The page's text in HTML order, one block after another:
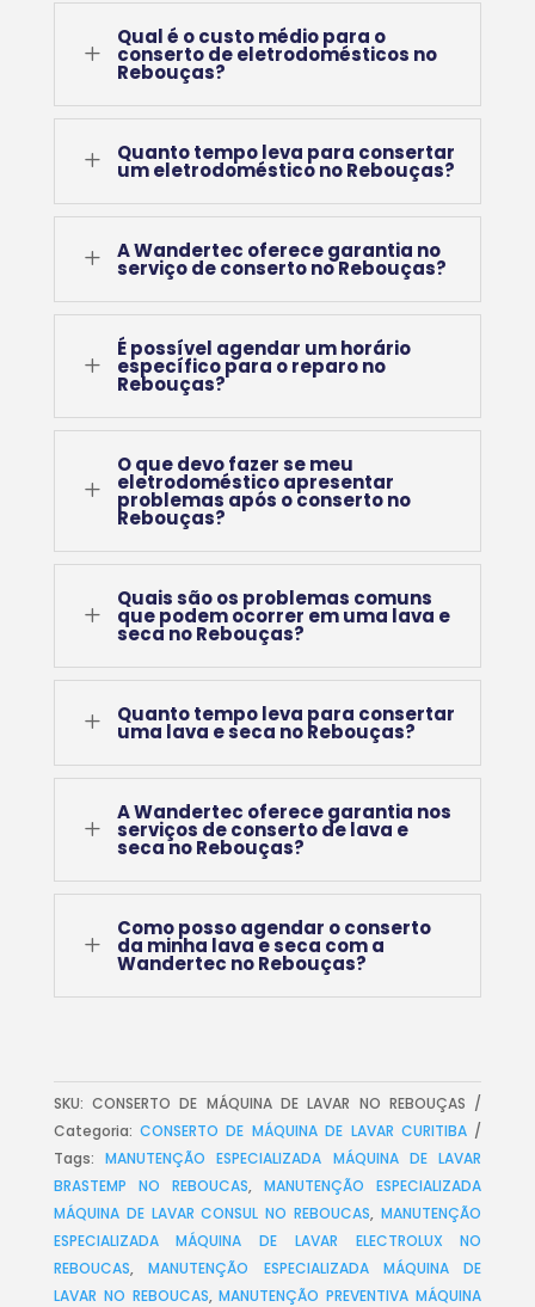
L
Qual é o custo médio para o
conserto de eletrodomésticos no
Rebouças?
L Quanto tempo leva para consertar
um eletrodoméstico no Rebouças?
L A Wandertec oferece garantia no
serviço de conserto no Rebouças?
L
É possível agendar um horário
específico para o reparo no
Rebouças?
L
O que devo fazer se meu
eletrodoméstico apresentar
problemas após o conserto no
Rebouças?
L
Quais são os problemas comuns
que podem ocorrer em uma lava e
seca no Rebouças?
L Quanto tempo leva para consertar
uma lava e seca no Rebouças?
L
A Wandertec oferece garantia nos
serviços de conserto de lava e
seca no Rebouças?
L
Como posso agendar o conserto
da minha lava e seca com a
Wandertec no Rebouças?
SKU:CONSERTO DE MÁQUINA DE LAVAR NO REBOUÇAS
Categoria:CONSERTO DE MÁQUINA DE LAVAR CURITIBA
Tags:MANUTENÇÃO ESPECIALIZADA MÁQUINA DE LAVAR
BRASTEMP NO REBOUCAS,MANUTENÇÃO ESPECIALIZADA
MÁQUINA DE LAVAR CONSUL NO REBOUCAS,MANUTENÇÃO
ESPECIALIZADA MÁQUINA DE LAVAR ELECTROLUX NO
REBOUCAS,MANUTENÇÃO ESPECIALIZADA MÁQUINA DE
LAVAR NO REBOUCAS,MANUTENÇÃO PREVENTIVA MÁQUINA